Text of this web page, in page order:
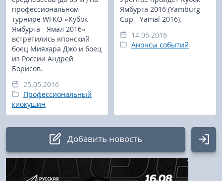
профессиональном
турнире WFKO «Кубок
Ямбурга - Ямал 2016»
встретились японский
боец Мияхара Джо и боец
из России Андрей
Борисов.
25.05.2016
Профессиональный
киокушин
Ямбурга 2016 (Yamburg
Cup - Yamal 2016).
14.05.2016
Анонсы событий
Добавить новость
Авторизация